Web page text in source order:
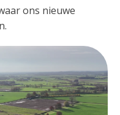
ons nieuwe